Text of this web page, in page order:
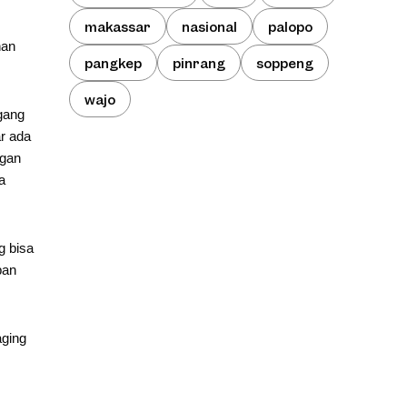
ada
bisa
makassar nasional palopo
pangkep pinrang soppeng
wajo